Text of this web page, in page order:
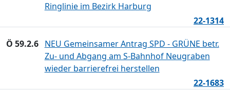
Ringlinie im Bezirk Harburg
22-1314
Ö 59.2.6 NEU Gemeinsamer Antrag SPD - GRÜNE betr.
Zu- und Abgang am S-Bahnhof Neugraben
wieder barrierefrei herstellen
22-1683